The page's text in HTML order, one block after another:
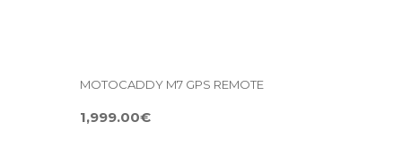
MOTOCADDY M7 GPS REMOTE
1,999.00€